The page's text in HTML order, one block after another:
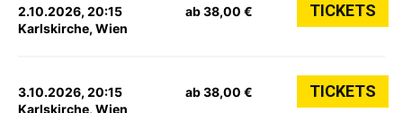
2.10.2026, 20:15
Karlskirche, Wien
ab 38,00 € TICKETS
3.10.2026, 20:15
Karlskirche, Wien
ab 38,00 € TICKETS